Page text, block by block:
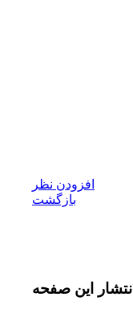
افزودن نظر
بازگشت
انتشار این صفحه